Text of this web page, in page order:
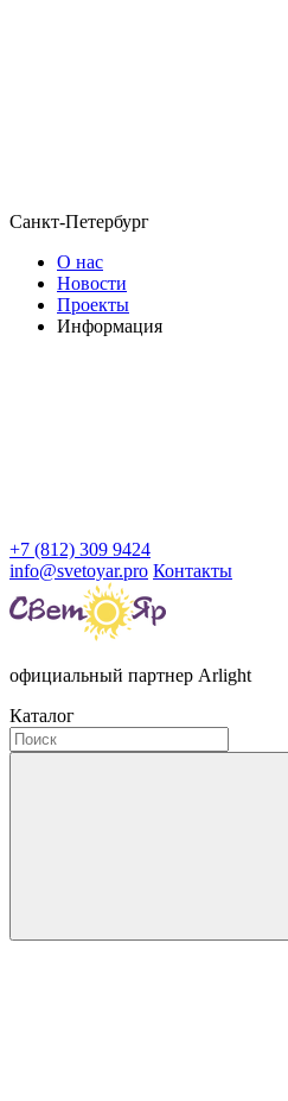
Санкт-Петербург
О нас
Новости
Проекты
Информация
+7 (812) 309 9424
info@svetoyar.pro Контакты
официальный партнер Arlight
Каталог